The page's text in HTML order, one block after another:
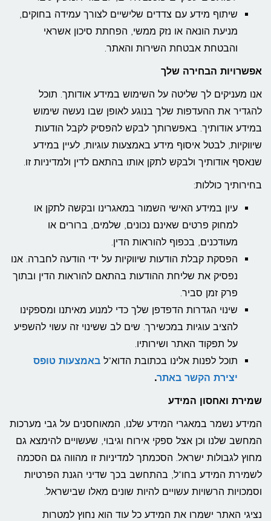
שיתוף מידע עם צדדים שלישיים לצורך עמידה בחוקים,
מניעת הונאה או נזק ממשי, הפחתת סיכון אשראי
והבטחת אבטחת השירות והאתר.
אפשרויות הבחירה שלך
אנו מעניקים לך שליטה על השימוש במידע אודותך. תוכל
להגדיר את ההעדפות שלך בנוגע לאופן שבו נעשה שימוש
במידע אודותיך. באפשרותך לבקש להפסיק לקבל הודעות
שיווקיות, לבטל איסוף מידע באמצעות עוגיות, לעיין במידע
שנאסף אודותיך ולבקש לתקן אותו בהתאם לדין ולמדיניות זו.
בחירותיך כוללות:
עיון במידע האישי השמור במאגרינו ובקשה לתקן או
למחוק פרטים שאינם נכונים, שלמים, ברורים או
מעודכנים, בכפוף להוראות הדין.
הפסקת קבלת הודעות שיווקיות על ידי הודעה לחברה. אנו
נפסיק את שליחת ההודעות בהתאם להוראות הדין ובתוך
פרק זמן סביר.
שינוי הגדרות הדפדפן שלך כדי למנוע מאיתנו ומספקינו
להציב עוגיות במכשירך. שים לב ששינוי זה עשוי להשפיע
על תפקוד האתר ושירותיו.
תוכל לפנות אלינו בכתובת הדוא"ל באמצעות טופס
יצירת הקשר באתר.
שמירת ואחסון המידע
המידע נשמר במאגרי המידע שלנו, המאוחסנים על גבי מערכות
המחשב שלנו וכן אצל ספקי אירוח וגיבוי, שעשויים להימצא גם
מחוץ לגבולות ישראל. הסכמתך למדיניות זו מהווה גם הסכמה
לשמירת המידע בחו"ל, בהתחשב בכך שדיני הגנת הפרטיות
וסמכויות הרשויות עשויים להיות שונים מאלו שבישראל.
נציגי האתר ישמרו את המידע כל עוד הוא נחוץ למטרות